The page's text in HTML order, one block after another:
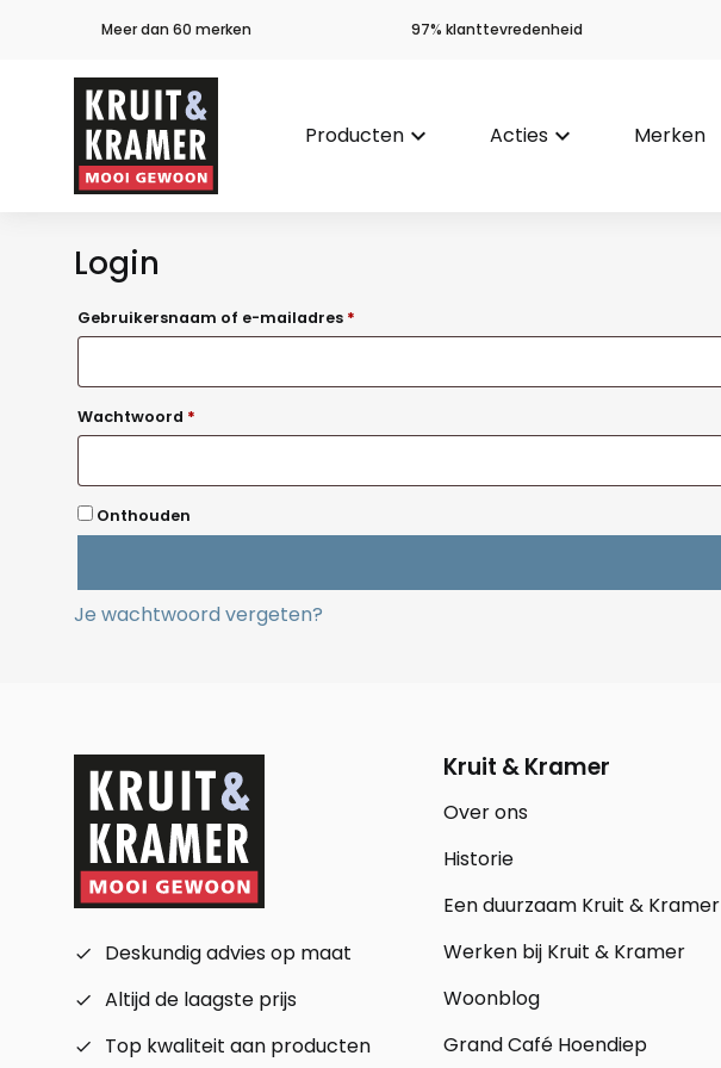
Meer dan 60 merken 97% klanttevredenheid
Producten keyboard_arrow_down Acties keyboard_arrow_down Merken
Login
Gebruikersnaam of e-mailadres *
Wachtwoord *
Alternative:
Onthouden
Je wachtwoord vergeten?
check_small
Deskundig advies op maat
check_small
Altijd de laagste prijs
check_small
Top kwaliteit aan producten
Kruit & Kramer
Over ons
Historie
Een duurzaam Kruit & Kramer
Werken bij Kruit & Kramer
Woonblog
Grand Café Hoendiep